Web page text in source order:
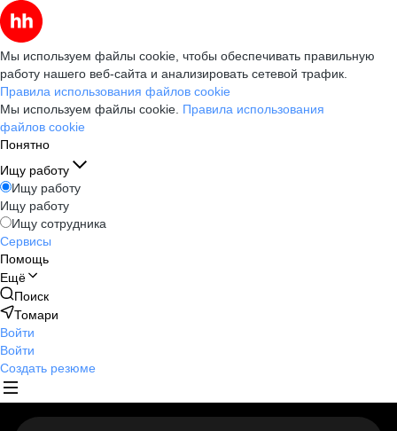
Мы используем файлы cookie, чтобы обеспечивать правильную
работу нашего веб-сайта и анализировать сетевой трафик.
Правила использования файлов cookie
Мы используем файлы cookie. Правила использования
файлов cookie
Понятно
Ищу работу
Ищу работу
Ищу работу
Ищу сотрудника
Сервисы
Помощь
Ещё
Поиск
Томари
Войти
Войти
Создать резюме